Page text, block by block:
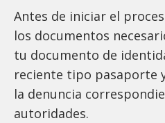
Antes de iniciar el
los documentos
tu documento de
reciente tipo pasaporte
la denuncia
autoridades.